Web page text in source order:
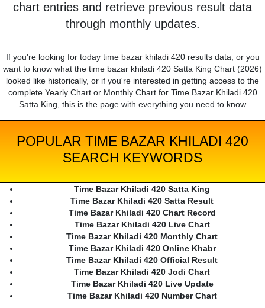
chart entries and retrieve previous result data
through monthly updates.
If you're looking for today time bazar khiladi 420 results data, or you
want to know what the time bazar khiladi 420 Satta King Chart (2026)
looked like historically, or if you're interested in getting access to the
complete Yearly Chart or Monthly Chart for Time Bazar Khiladi 420
Satta King, this is the page with everything you need to know
POPULAR TIME BAZAR KHILADI 420
SEARCH KEYWORDS
Time Bazar Khiladi 420 Satta King
Time Bazar Khiladi 420 Satta Result
Time Bazar Khiladi 420 Chart Record
Time Bazar Khiladi 420 Live Chart
Time Bazar Khiladi 420 Monthly Chart
Time Bazar Khiladi 420 Online Khabr
Time Bazar Khiladi 420 Official Result
Time Bazar Khiladi 420 Jodi Chart
Time Bazar Khiladi 420 Live Update
Time Bazar Khiladi 420 Number Chart